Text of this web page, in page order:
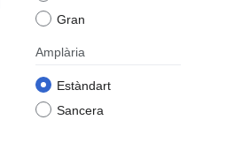
Gran
Amplària
Estàndart
Sancera